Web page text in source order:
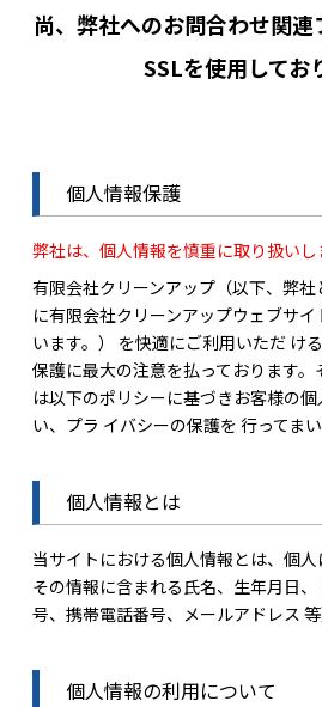
尚、弊社へのお問合わせ関連
SSLを使用してお
個人情報保護
弊社は、個人情報を慎重に取り扱いし
有限会社クリーンアップ（以下、弊
に有限会社クリーンアップウェブサ
います。） を快適にご利用いただ け
保護に最大の注意を払っております
は以下のポリシーに基づきお客様の
い、プラ イバシーの保護を 行ってまい
個人情報とは
当サイトにおける個人情報とは、個人
その情報に含まれる氏名、生年月日
号、携帯電話番号、メールアドレス 等
個人情報の利用について